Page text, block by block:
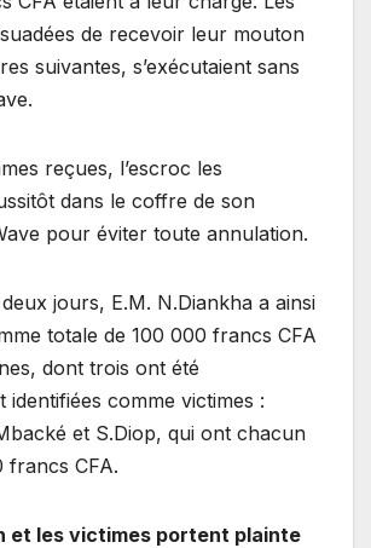
de recevoir leur mouton
suivantes, s’exécutaient sans
reçues, l’escroc les
dans le coffre de son
pour éviter toute annulation.
jours, E.M. N.Diankha a ainsi
totale de 100 000 francs CFA
dont trois ont été
identifiées comme victimes :
et S.Diop, qui ont chacun
francs CFA.
et les victimes portent plainte